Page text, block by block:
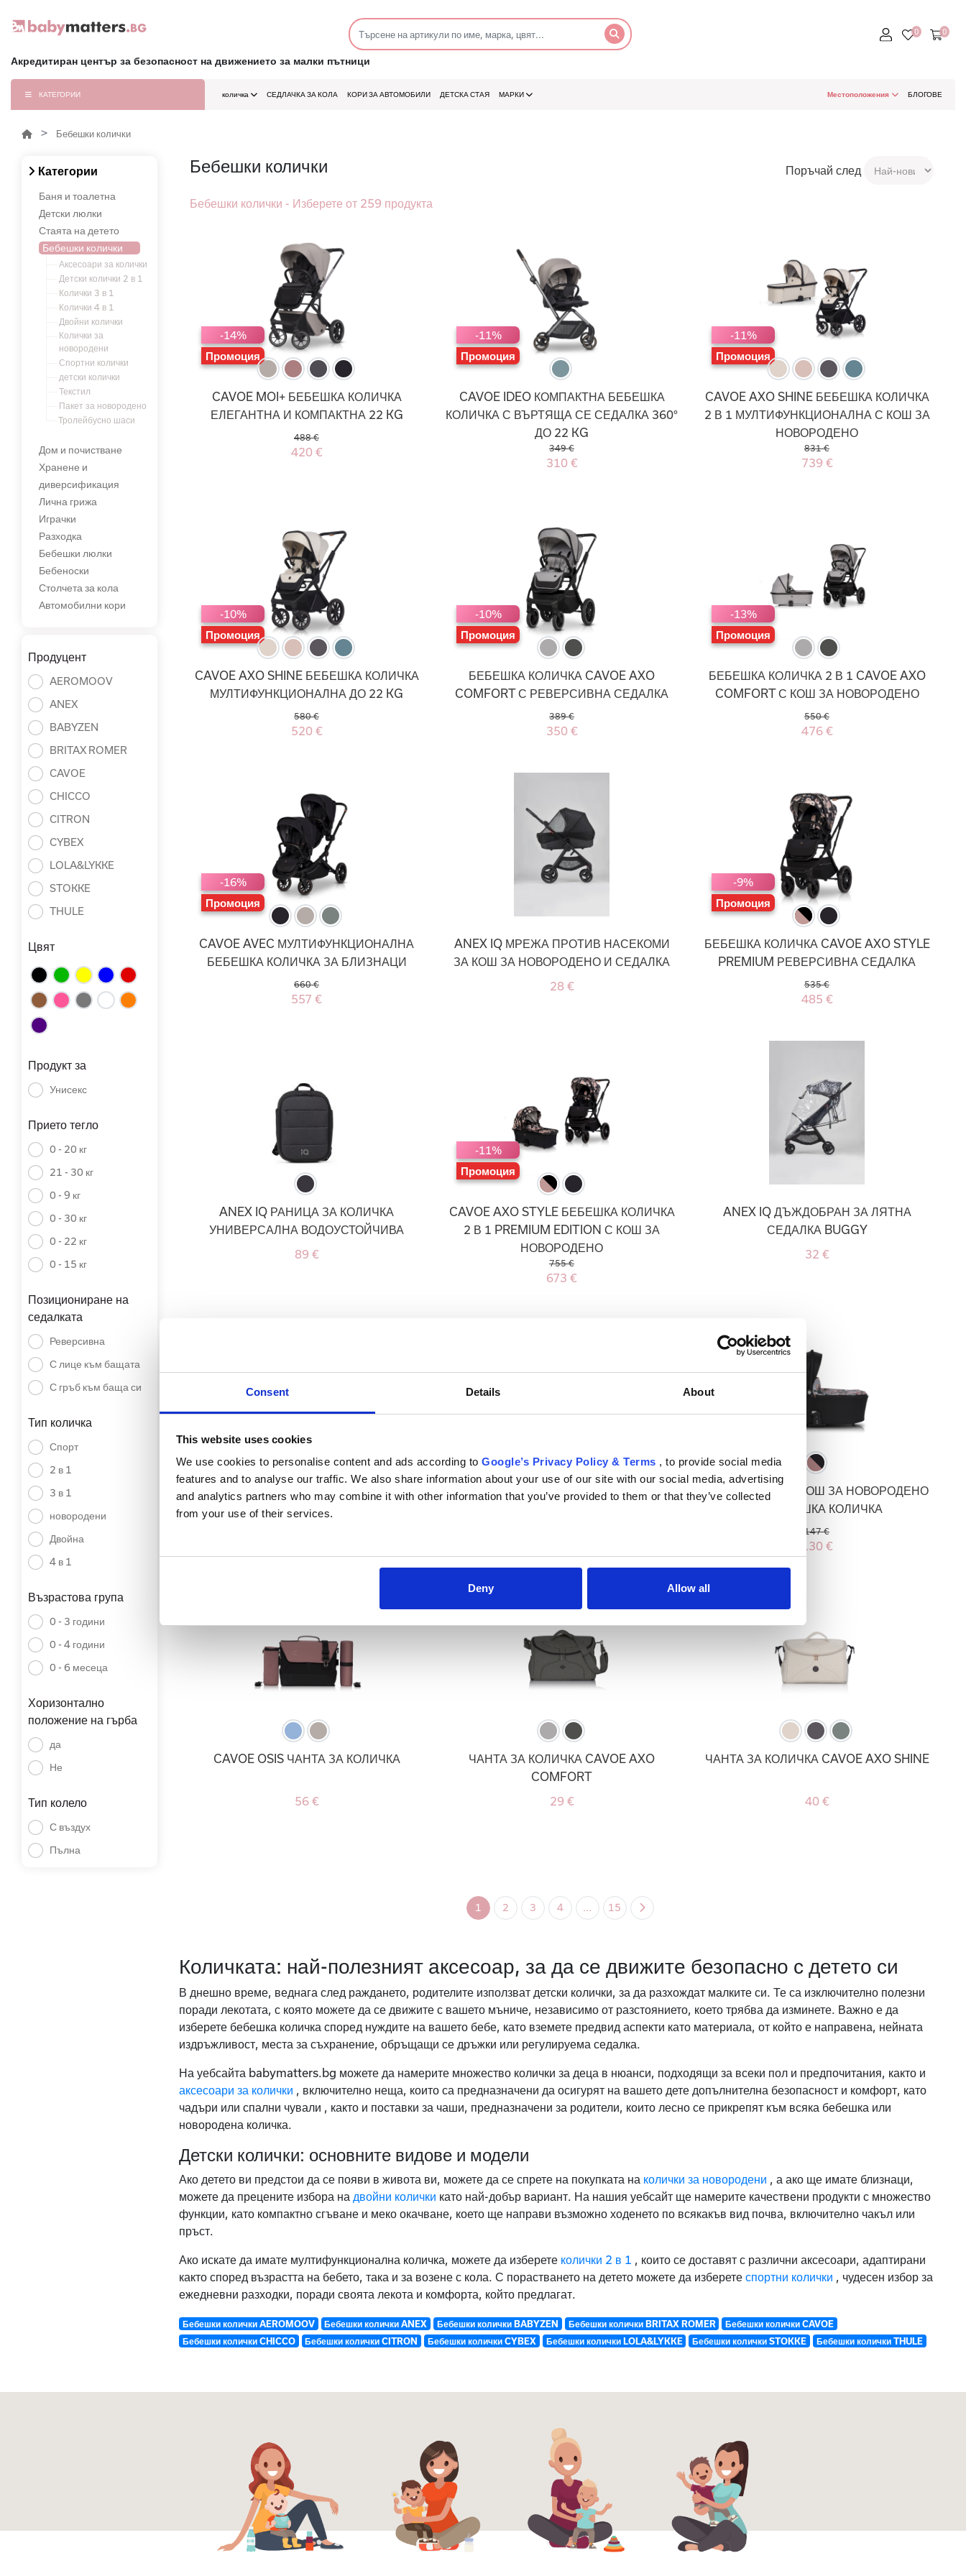
Consent Details About
This website uses cookies
We use cookies to personalise content and ads according to Google’s Privacy Policy & Terms , to provide social media
features and to analyse our traffic. We also share information about your use of our site with our social media, advertising
and analytics partners who may combine it with other information that you’ve provided to them or that they’ve collected
from your use of their services.
Deny Allow all
Акредитиран център за безопасност на движението за малки пътници
КАТЕГОРИИ количка СЕДЛАЧКА ЗА КОЛА КОРИ ЗА АВТОМОБИЛИ ДЕТСКА СТАЯ МАРКИ Местоположения БЛОГОВЕ
Бебешки колички
Категории
Баня и тоалетна
Детски люлки
Стаята на детето
Бебешки колички
Аксесоари за колички
Детски колички 2 в 1
Колички 3 в 1
Колички 4 в 1
Двойни колички
Колички за
новородени
Спортни колички
детски колички
Текстил
Пакет за новородено
Тролейбусно шаси
Дом и почистване
Хранене и
диверсификация
Лична грижа
Играчки
Разходка
Бебешки люлки
Бебеноски
Столчета за кола
Автомобилни кори
Продуцент
AEROMOOV
ANEX
BABYZEN
BRITAX ROMER
CAVOE
CHICCO
CITRON
CYBEX
LOLA&LYKKE
STOKKE
THULE
Цвят
Продукт за
Унисекс
Прието тегло
0 - 20 кг
21 - 30 кг
0 - 9 кг
0 - 30 кг
0 - 22 кг
0 - 15 кг
Позициониране на
седалката
Реверсивна
С лице към бащата
С гръб към баща си
Тип количка
Спорт
2 в 1
3 в 1
новородени
Двойна
4 в 1
Възрастова група
0 - 3 години
0 - 4 години
0 - 6 месеца
Хоризонтално
положение на гърба
да
Не
Тип колело
С въздух
Пълна
Бебешки колички Поръчай след
Бебешки колички - Изберете от 259 продукта
-14%
Промоция
CAVOE MOI+ БЕБЕШКА КОЛИЧКА
ЕЛЕГАНТНА И КОМПАКТНА 22 KG
488 €
420 €
-11%
Промоция
CAVOE IDEO КОМПАКТНА БЕБЕШКА
КОЛИЧКА С ВЪРТЯЩА СЕ СЕДАЛКА 360°
ДО 22 KG
349 €
310 €
-11%
Промоция
CAVOE AXO SHINE БЕБЕШКА КОЛИЧКА
2 В 1 МУЛТИФУНКЦИОНАЛНА С КОШ ЗА
НОВОРОДЕНО
831 €
739 €
-10%
Промоция
CAVOE AXO SHINE БЕБЕШКА КОЛИЧКА
МУЛТИФУНКЦИОНАЛНА ДО 22 KG
580 €
520 €
-10%
Промоция
БЕБЕШКА КОЛИЧКА CAVOE AXO
COMFORT С РЕВЕРСИВНА СЕДАЛКА
389 €
350 €
-13%
Промоция
БЕБЕШКА КОЛИЧКА 2 В 1 CAVOE AXO
COMFORT С КОШ ЗА НОВОРОДЕНО
550 €
476 €
-16%
Промоция
CAVOE AVEC МУЛТИФУНКЦИОНАЛНА
БЕБЕШКА КОЛИЧКА ЗА БЛИЗНАЦИ
660 €
557 €
ANEX IQ МРЕЖА ПРОТИВ НАСЕКОМИ
ЗА КОШ ЗА НОВОРОДЕНО И СЕДАЛКА
28 €
-9%
Промоция
БЕБЕШКА КОЛИЧКА CAVOE AXO STYLE
PREMIUM РЕВЕРСИВНА СЕДАЛКА
535 €
485 €
ANEX IQ РАНИЦА ЗА КОЛИЧКА
УНИВЕРСАЛНА ВОДОУСТОЙЧИВА
89 €
-11%
Промоция
CAVOE AXO STYLE БЕБЕШКА КОЛИЧКА
2 В 1 PREMIUM EDITION С КОШ ЗА
НОВОРОДЕНО
755 €
673 €
ANEX IQ ДЪЖДОБРАН ЗА ЛЯТНА
СЕДАЛКА BUGGY
32 €
ANEX IQ МРЕЖА ПРОТИВ НАСЕКОМИ
ЗА ЛЕТЕН КОШ
CITRON МНОГОФУНКЦИОНАЛНА ЧАНТА
CAVOE OSIS 2.0 КОШ ЗА НОВОРОДЕНО
ЗА БЕБЕШКА КОЛИЧКА
147 €
130 €
CAVOE OSIS ЧАНТА ЗА КОЛИЧКА
56 €
ЧАНТА ЗА КОЛИЧКА CAVOE AXO
COMFORT
29 €
ЧАНТА ЗА КОЛИЧКА CAVOE AXO SHINE
40 €
1 2 3 4 ... 15
Количката: най-полезният аксесоар, за да се движите безопасно с детето си
В днешно време, веднага след раждането, родителите използват детски колички, за да разхождат малките си. Те са изключително полезни
поради лекотата, с която можете да се движите с вашето мъниче, независимо от разстоянието, което трябва да изминете. Важно е да
изберете бебешка количка според нуждите на вашето бебе, като вземете предвид аспекти като материала, от който е направена, нейната
издръжливост, места за съхранение, обръщащи се дръжки или регулируема седалка.
На уебсайта babymatters.bg можете да намерите множество колички за деца в нюанси, подходящи за всеки пол и предпочитания, както и
аксесоари за колички , включително неща, които са предназначени да осигурят на вашето дете допълнителна безопасност и комфорт, като
чадъри или спални чували , както и поставки за чаши, предназначени за родители, които лесно се прикрепят към всяка бебешка или
новородена количка.
Детски колички: основните видове и модели
Ако детето ви предстои да се появи в живота ви, можете да се спрете на покупката на колички за новородени , а ако ще имате близнаци,
можете да прецените избора на двойни колички като най-добър вариант. На нашия уебсайт ще намерите качествени продукти с множество
функции, като компактно сгъване и меко окачване, което ще направи възможно ходенето по всякакъв вид почва, включително чакъл или
пръст.
Ако искате да имате мултифункционална количка, можете да изберете колички 2 в 1 , които се доставят с различни аксесоари, адаптирани
както според възрастта на бебето, така и за возене с кола. С порастването на детето можете да изберете спортни колички , чудесен избор за
ежедневни разходки, поради своята лекота и комфорта, който предлагат.
Бебешки колички AEROMOOV Бебешки колички ANEX Бебешки колички BABYZEN Бебешки колички BRITAX ROMER
Бебешки колички CAVOE
Бебешки колички CHICCO
Бебешки колички CITRON Бебешки колички CYBEX Бебешки колички LOLA&LYKKE Бебешки колички STOKKE Бебешки колички THULE